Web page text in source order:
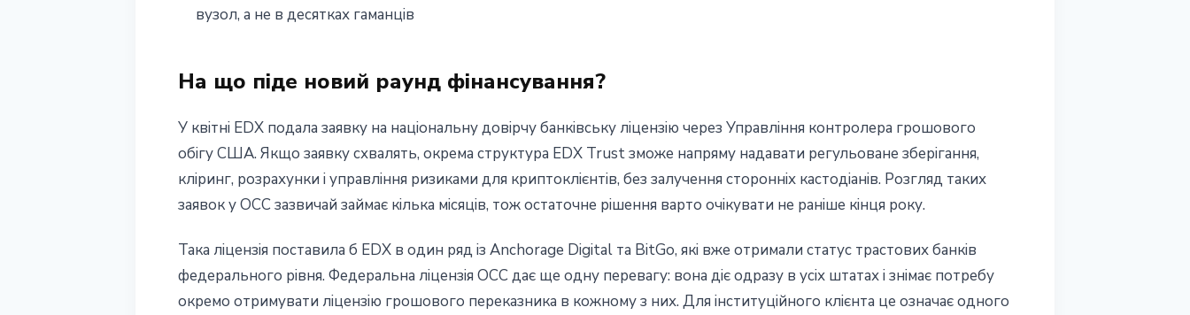
вузол, а не в десятках гаманців
На що піде новий раунд фінансування?
У квітні EDX подала заявку на національну довірчу банківську ліцензію через Управління контролера грошового
обігу США. Якщо заявку схвалять, окрема структура EDX Trust зможе напряму надавати регульоване зберігання,
кліринг, розрахунки і управління ризиками для криптоклієнтів, без залучення сторонніх кастодіанів. Розгляд таких
заявок у OCC зазвичай займає кілька місяців, тож остаточне рішення варто очікувати не раніше кінця року.
Така ліцензія поставила б EDX в один ряд із Anchorage Digital та BitGo, які вже отримали статус трастових банків
федерального рівня. Федеральна ліцензія OCC дає ще одну перевагу: вона діє одразу в усіх штатах і знімає потребу
окремо отримувати ліцензію грошового переказника в кожному з них. Для інституційного клієнта це означає одного